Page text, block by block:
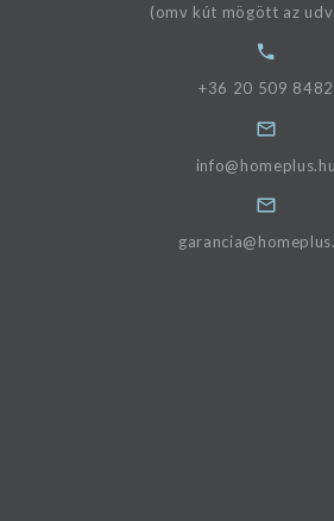
(omv kút mögött az
+36 20 509 8482
info@homeplus.hu